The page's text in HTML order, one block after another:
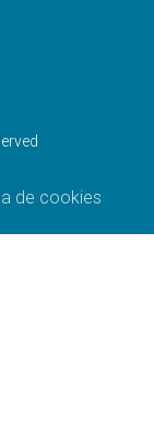
de cookies